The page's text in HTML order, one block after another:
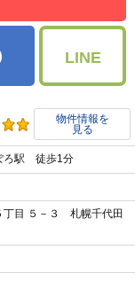
LINE
物件情報を
見る
ろ駅 徒歩1分
丁目 ５－３ 札幌千代田